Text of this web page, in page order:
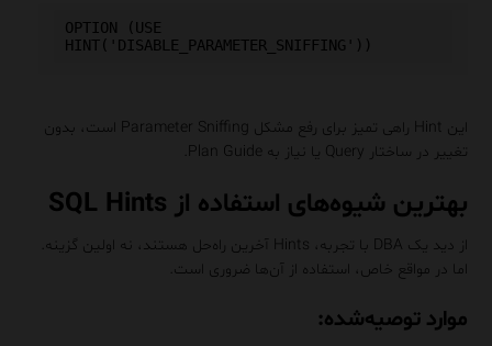
OPTION (USE
این Hint راهی تمیز برای رفع مشکل Parameter Sniffing است، بدون
تغییر در ساختار Query یا نیاز به Plan Guide.
بهترین شیوه‌های استفاده از SQL Hints
از دید یک DBA با تجربه، Hints آخرین راه‌حل هستند، نه اولین گزینه.
اما در مواقع خاص، استفاده از آن‌ها ضروری است.
موارد توصیه‌شده: